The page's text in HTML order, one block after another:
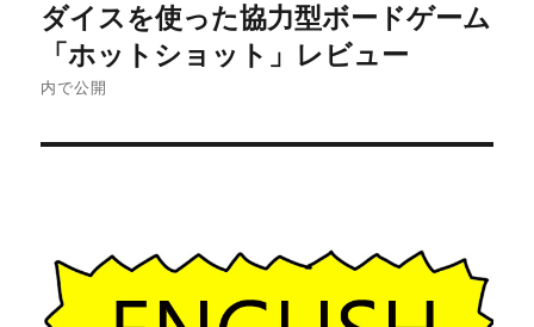
稿
ナ
ビ
シ
ダイスを使った協力型ボードゲーム
「ホットショット」レビュー
内で公開